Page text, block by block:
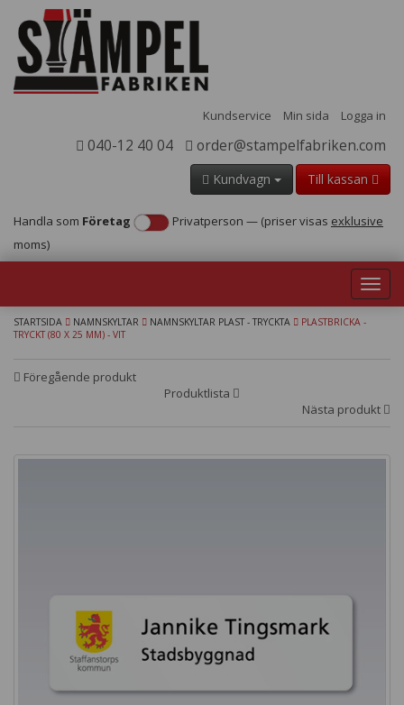
Kundservice Min sida Logga in
040-12 40 04 order@stampelfabriken.com
Kundvagn Till kassan
Handla som Företag Privatperson — (priser visas exklusive
moms)
STARTSIDA NAMNSKYLTAR NAMNSKYLTAR PLAST - TRYCKTA
PLASTBRICKA -
TRYCKT (80 X 25 MM) - VIT
Föregående produkt
Produktlista
Nästa produkt